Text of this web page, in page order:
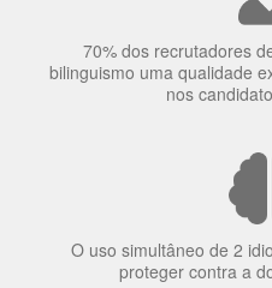
70% dos recrutadores
nos